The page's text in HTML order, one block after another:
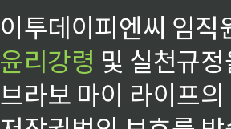
이투데이피엔씨 임
윤리강령 및 실천규
브라보 마이 라이프